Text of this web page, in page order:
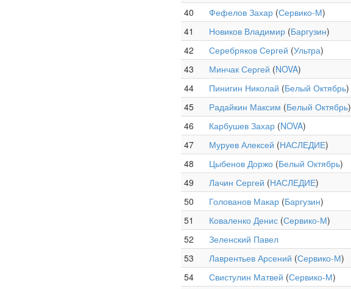
40
Фефелов Захар (Сервико-М)
41
Новиков Владимир (Баргузин)
42
Серебряков Сергей (Ультра)
43
Минчак Сергей (NOVA)
44
Пинигин Николай (Белый Октябрь)
45
Радайкин Максим (Белый Октябрь)
46
Карбушев Захар (NOVA)
47
Муруев Алексей (НАСЛЕДИЕ)
48
Цыбенов Доржо (Белый Октябрь)
49
Лачин Сергей (НАСЛЕДИЕ)
50
Голованов Макар (Баргузин)
51
Коваленко Денис (Сервико-М)
52
Зеленский Павел
53
Лаврентьев Арсений (Сервико-М)
54
Свистулин Матвей (Сервико-М)